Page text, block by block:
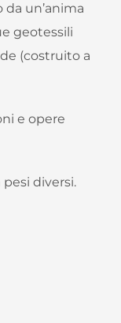
un’anima
geotessili
(costruito a
e opere
diversi.